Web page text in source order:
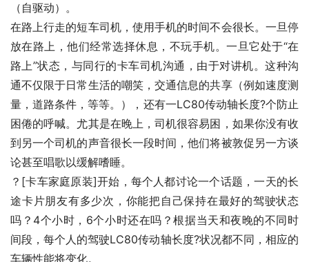
（自驱动）。
在路上行走的短车司机，使用手机的时间不会很长。一旦停
放在路上，他们经常选择休息，不玩手机。一旦它处于“在
路上”状态，与同行的卡车司机沟通，由于对讲机。这种沟
通不仅限于日常生活的嘲笑，交通信息的共享（例如速度测
量，道路条件，等等。），还有一LC80传动轴长度?个防止
困倦的呼喊。尤其是在晚上，司机很容易困，如果你没有收
到另一个司机的声音很长一段时间，他们将被敦促另一方谈
论甚至唱歌以缓解嗜睡。
？[卡车家庭原装]开始，每个人都讨论一个话题，一天的长
途卡片朋友有多少次，你能把自己保持在最好的驾驶状态
吗？4个小时，6个小时还在吗？根据当天和夜晚的不同时
间段，每个人的驾驶LC80传动轴长度?状况都不同，相应的
车辆性能将变化。